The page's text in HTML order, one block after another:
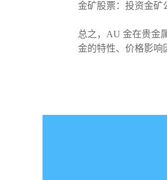
金矿股票：投资金矿
总之，AU 金在贵金
金的特性、价格影响